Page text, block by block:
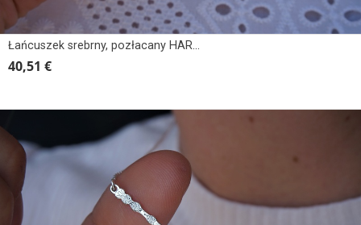
Łańcuszek srebrny, pozłacany HARRY POTTER
40,51 €